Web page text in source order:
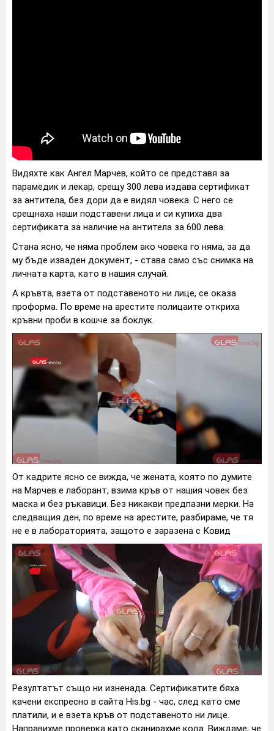
Видяхте как Ангел Марчев, който се представя за
парамедик и лекар, срещу 300 лева издава сертификат
за антитела, без дори да е видял човека. С него се
срещнаха наши подставени лица и си купиха два
сертификата за наличие на антитела за 600 лева.
Стана ясно, че няма проблем ако човека го няма, за да
му бъде изваден документ, - става само със снимка на
личната карта, като в нашия случай.
А кръвта, взета от подставеното ни лице, се оказа
проформа. По време на арестите полицаите откриха
кръвни проби в кошче за боклук.
От кадрите ясно се вижда, че жената, която по думите
на Марчев е лаборант, взима кръв от нашия човек без
маска и без ръкавици. Без никакви предпазни мерки. На
следващия ден, по време на арестите, разбираме, че тя
не е в лабораторията, защото е заразена с Ковид
Резултатът също ни изненада. Сертификатите бяха
качени експресно в сайта His.bg - час, след като сме
платили, и е взета кръв от подставеното ни лице.
Направихме проверка като сканирахме кода. Виждаме, че